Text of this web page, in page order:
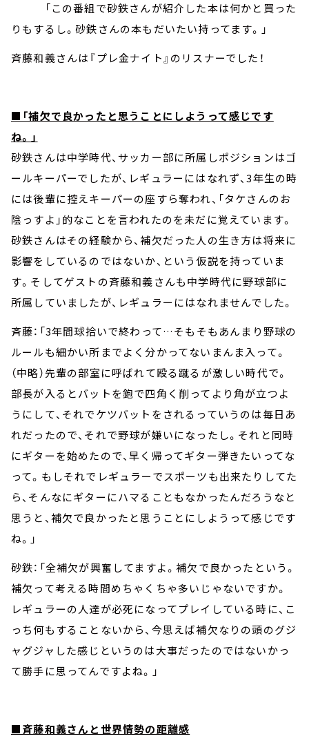
「この番組で砂鉄さんが紹介した本は何かと買った
りもするし。砂鉄さんの本もだいたい持ってます。」
斉藤和義さんは『プレ金ナイト』のリスナーでした！
■「補欠で良かったと思うことにしようって感じです
ね。」
砂鉄さんは中学時代、サッカー部に所属しポジションはゴ
ールキーパーでしたが、レギュラーにはなれず、3年生の時
には後輩に控えキーパーの座すら奪われ、「タケさんのお
陰っすよ」的なことを言われたのを未だに覚えています。
砂鉄さんはその経験から、補欠だった人の生き方は将来に
影響をしているのではないか、という仮説を持っていま
す。そしてゲストの斉藤和義さんも中学時代に野球部に
所属していましたが、レギュラーにはなれませんでした。
斉藤：「3年間球拾いで終わって…そもそもあんまり野球の
ルールも細かい所までよく分かってないまんま入って。
（中略）先輩の部室に呼ばれて殴る蹴るが激しい時代で。
部長が入るとバットを鉋で四角く削ってより角が立つよ
うにして、それでケツバットをされるっていうのは毎日あ
れだったので、それで野球が嫌いになったし。それと同時
にギターを始めたので、早く帰ってギター弾きたいってな
って。もしそれでレギュラーでスポーツも出来たりしてた
ら、そんなにギターにハマることもなかったんだろうなと
思うと、補欠で良かったと思うことにしようって感じです
ね。」
砂鉄：「全補欠が興奮してますよ。補欠で良かったという。
補欠って考える時間めちゃくちゃ多いじゃないですか。
レギュラーの人達が必死になってプレイしている時に、こ
っち何もすることないから、今思えば補欠なりの頭のグジ
ャグジャした感じというのは大事だったのではないかっ
て勝手に思ってんですよね。」
■斉藤和義さんと世界情勢の距離感